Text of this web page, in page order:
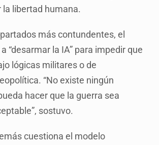
libertad humana.
más contundentes, el
“desarmar la IA” para impedir que
lógicas militares o de
“No existe ningún
hacer que la guerra sea
sostuvo.
cuestiona el modelo